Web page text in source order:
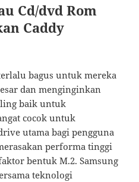
Cd/dvd Rom
Caddy
bagus untuk mereka
dan menginginkan
baik untuk
cocok untuk
utama bagi pengguna
performa tinggi
bentuk M.2. Samsung
teknologi